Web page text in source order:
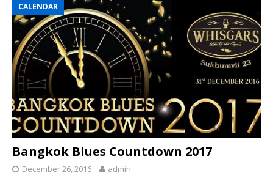
CALENDAR
Bangkok Blues Countdown 2017
December 26, 2016 admin